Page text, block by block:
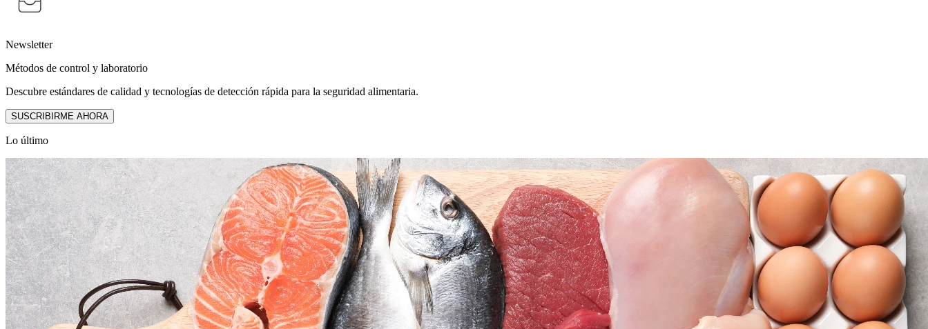
Newsletter
Métodos de control y laboratorio
Descubre estándares de calidad y tecnologías de detección rápida para la seguridad alimentaria.
SUSCRIBIRME AHORA
Lo último